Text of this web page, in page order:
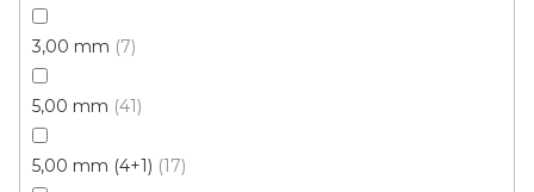
3,00 mm 7
5,00 mm 41
5,00 mm (4+1) 17